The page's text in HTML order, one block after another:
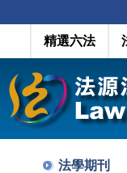
精選六法
法學期刊